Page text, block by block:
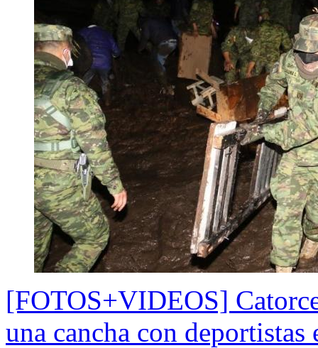
[FOTOS+VIDEOS]
una cancha con deportistas